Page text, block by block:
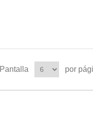
Pantalla por